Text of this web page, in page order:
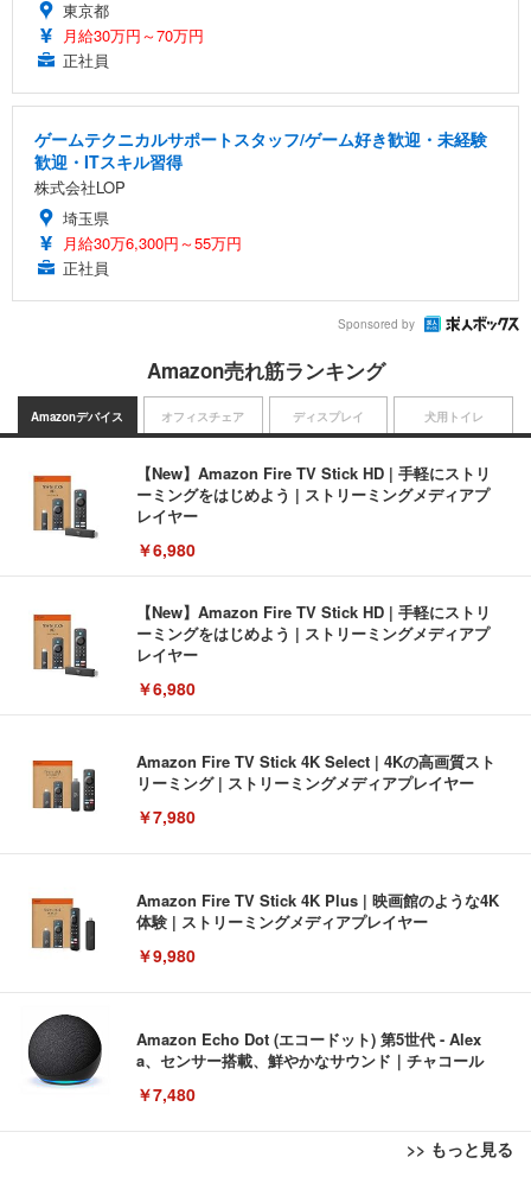
東京都
月給30万円～70万円
正社員
ゲームテクニカルサポートスタッフ/ゲーム好き歓迎・未経験
歓迎・ITスキル習得
株式会社LOP
埼玉県
月給30万6,300円～55万円
正社員
Sponsored by
Amazon売れ筋ランキング
Amazonデバイス
【New】Amazon Fire TV Stick HD | 手軽にストリ
ーミングをはじめよう | ストリーミングメディアプ
レイヤー
￥6,980
【New】Amazon Fire TV Stick HD | 手軽にストリ
ーミングをはじめよう | ストリーミングメディアプ
レイヤー
￥6,980
Amazon Fire TV Stick 4K Select | 4Kの高画質スト
リーミング | ストリーミングメディアプレイヤー
￥7,980
Amazon Fire TV Stick 4K Plus | 映画館のような4K
体験 | ストリーミングメディアプレイヤー
￥9,980
Amazon Echo Dot (エコードット) 第5世代 - Alex
a、センサー搭載、鮮やかなサウンド｜チャコール
￥7,480
>> もっと見る
オフィスチェア ディスプレイ 犬用トイレ